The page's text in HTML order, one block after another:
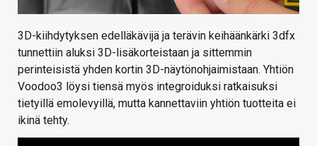
3D-kiihdytyksen edelläkävijä ja terävin keihäänkärki 3dfx
tunnettiin aluksi 3D-lisäkorteistaan ja sittemmin
perinteisistä yhden kortin 3D-näytönohjaimistaan. Yhtiön
Voodoo3 löysi tiensä myös integroiduksi ratkaisuksi
tietyillä emolevyillä, mutta kannettaviin yhtiön tuotteita ei
ikinä tehty.